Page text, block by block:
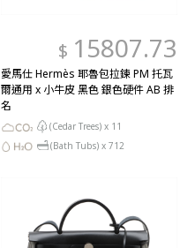
$ 15807.73
愛馬仕 Hermès 耶魯包拉鍊 PM 托瓦
爾通用 x 小牛皮 黑色 銀色硬件 AB 排
名
(Cedar Trees) x 11
(Bath Tubs) x 712